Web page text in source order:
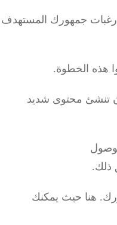
جمهورك المستهدف
الخطوة.
محتوى شديد
هنا حيث يمكنك